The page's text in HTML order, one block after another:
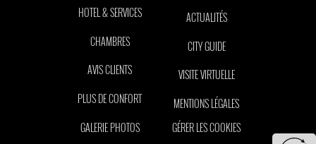
HOTEL & SERVICES
CHAMBRES
AVIS CLIENTS
PLUS DE CONFORT
GALERIE PHOTOS
ACTUALITÉS
CITY GUIDE
VISITE VIRTUELLE
MENTIONS LÉGALES
GÉRER LES COOKIES